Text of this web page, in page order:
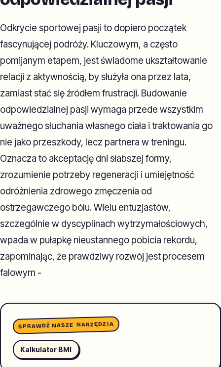
Odkrycie sportowej pasji to dopiero początek
fascynującej podróży. Kluczowym, a często
pomijanym etapem, jest świadome ukształtowanie
relacji z aktywnością, by służyła ona przez lata,
zamiast stać się źródłem frustracji. Budowanie
odpowiedzialnej pasji wymaga przede wszystkim
uważnego słuchania własnego ciała i traktowania go
nie jako przeszkody, lecz partnera w treningu.
Oznacza to akceptację dni słabszej formy,
zrozumienie potrzeby regeneracji i umiejętność
odróżnienia zdrowego zmęczenia od
ostrzegawczego bólu. Wielu entuzjastów,
szczególnie w dyscyplinach wytrzymałościowych,
wpada w pułapkę nieustannego pobicia rekordu,
zapominając, że prawdziwy rozwój jest procesem
falowym -
SPRAWDŹ NASZE NARZĘDZIA
Kalkulator BMI